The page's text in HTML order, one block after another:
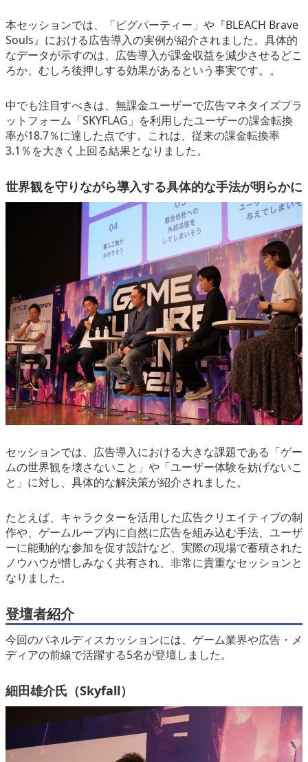
本セッションでは、「ピグパーティー」や『BLEACH Brave
Souls』における広告導入の実例が紹介されました。具体的
なデータが示すのは、広告導入が課金収益を減少させるどこ
ろか、むしろ後押しする効果があるという事実です。。
中でも注目すべきは、無課金ユーザーで広告マネタイズプラ
ットフォーム「SKYFLAG」を利用したユーザーの課金転換
率が18.7％に達した点です。これは、従来の課金転換率
3.1％を大きく上回る結果となりました。
世界観を守りながら導入する具体的な手法が明らかに
セッションでは、広告導入における大きな課題である「ゲー
ムの世界観を壊さないこと」や「ユーザー体験を妨げないこ
と」に対し、具体的な解決策が紹介されました。
たとえば、キャラクターを活用した広告クリエイティブの制
作や、ゲームループ内に自然に広告を組み込む手法、ユーザ
ーに能動的な参加を促す設計など、実際の現場で蓄積された
ノウハウが惜しみなく共有され、非常に貴重なセッションと
なりました。
登壇者紹介
今回のパネルディスカッションには、ゲーム業界や広告・メ
ディアの前線で活躍する5名が登壇しました。
細田雄介氏（Skyfall）